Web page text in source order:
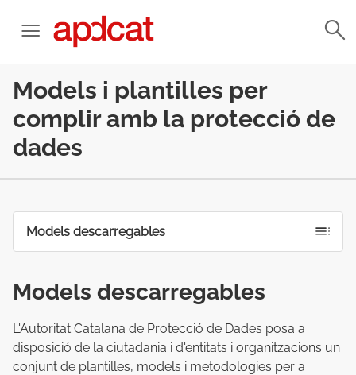
Models i plantilles per
complir amb la protecció de
dades
Models descarregables
Models descarregables
L'Autoritat Catalana de Protecció de Dades posa a
disposició de la ciutadania i d'entitats i organitzacions un
conjunt de plantilles, models i metodologies per a